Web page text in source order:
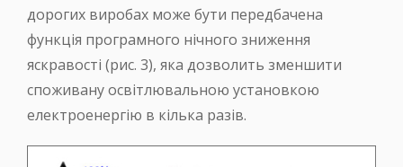
дорогих виробах може бути передбачена
функція програмного нічного зниження
яскравості (рис. 3), яка дозволить зменшити
споживану освітлювальною установкою
електроенергію в кілька разів.